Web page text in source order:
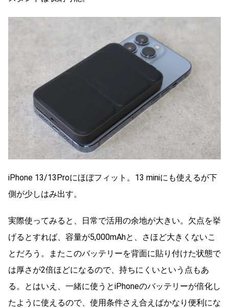
iPhone 13/13Proにほぼフィット。13 miniにも使えるが下
側が少しはみ出す。
実際使ってみると、日常で活用の余地が大きい。欠点を挙
げるとすれば、容量が5,000mAhと、さほど大きくないこ
とだろう。またこのバッテリーを背面に貼り付けた状態で
は厚さが2倍ほどになるので、持ちにくいという点もあ
る。とはいえ、一緒に使うとiPhoneのバッテリーが倍化し
たように使えるので、使用条件さえ合えばかなり便利にな